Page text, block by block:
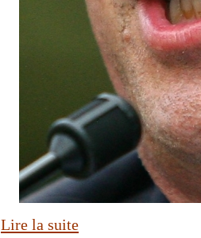
Lire la suite